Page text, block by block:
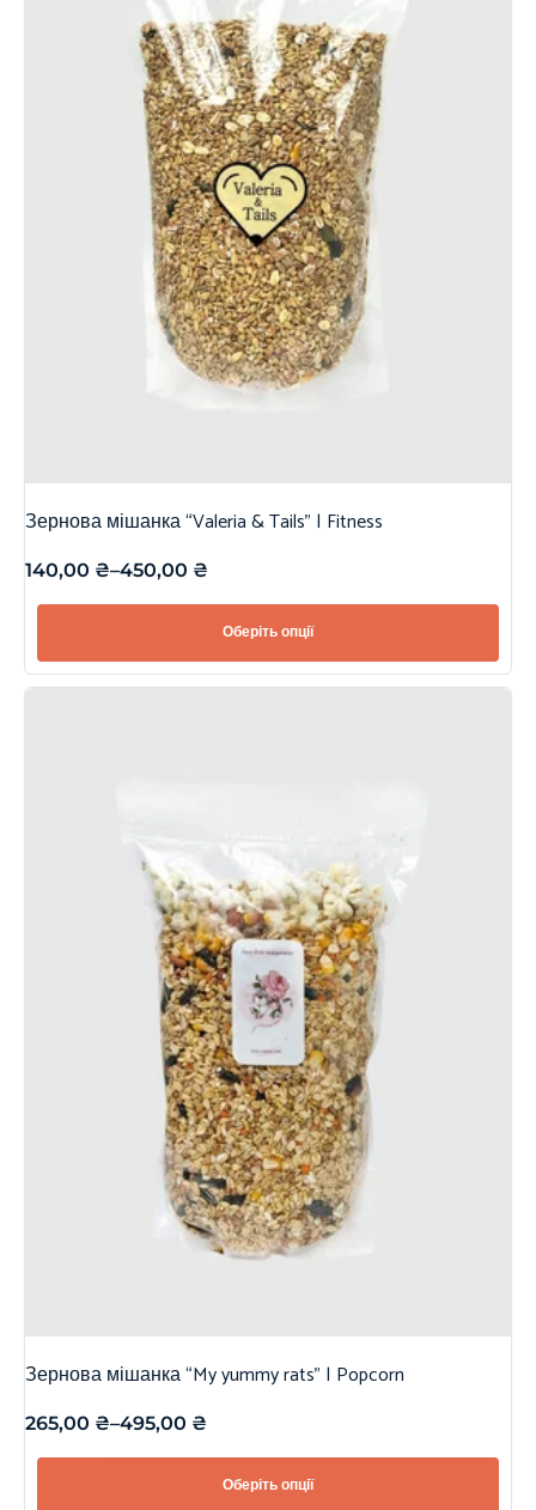
Зернова мішанка “Valeria & Tails” | Fitness
140,00 ₴–450,00 ₴
Оберіть опції
Зернова мішанка “My yummy rats” | Popcorn
265,00 ₴–495,00 ₴
Оберіть опції